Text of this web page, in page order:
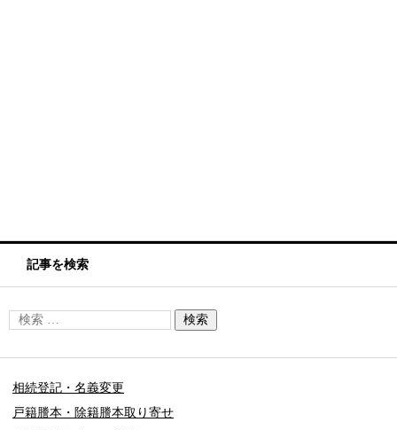
記事を検索
相続登記・名義変更
戸籍謄本・除籍謄本取り寄せ